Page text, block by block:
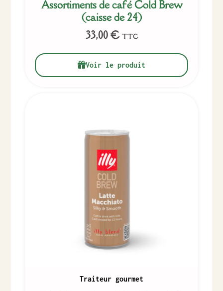
Assortiments de café Cold Brew
(caisse de 24)
33,00€ TTC
Voir le produit
Traiteur gourmet